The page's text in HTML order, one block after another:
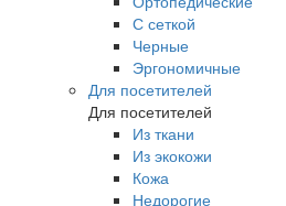
С сеткой
Черные
Эргономичные
Для посетителей
Для посетителей
Из ткани
Из экокожи
Кожа
Недорогие